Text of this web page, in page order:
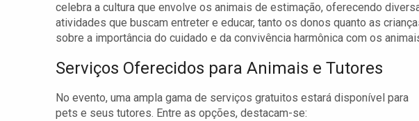
celebra a cultura que envolve os animais de estimação, oferecendo
atividades que buscam entreter e educar, tanto os donos quanto as
sobre a importância do cuidado e da convivência harmônica com os
Serviços Oferecidos para Animais e Tutores
No evento, uma ampla gama de serviços gratuitos estará disponível para
pets e seus tutores. Entre as opções, destacam-se: